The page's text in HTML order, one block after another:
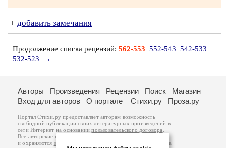
+ добавить замечания
Продолжение списка рецензий: 562-553 552-543 542-533
532-523
→
Авторы Произведения Рецензии Поиск
Магазин
Вход для авторов
О портале Стихи.ру Проза.ру
Портал Стихи.ру предоставляет авторам возможность
свободной публикации своих литературных произведений в
сети Интернет на основаниипользовательского договора
Все авторские права на произведения принадлежат авторам
и охраняются законом
. Перепечатка произведений возможна